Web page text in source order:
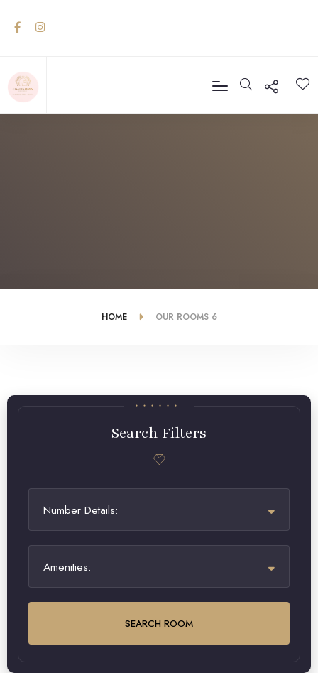
HOME OUR ROOMS 6
Search Filters
Number Details:
Amenities:
SEARCH ROOM